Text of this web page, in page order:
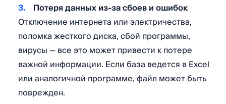
Потеря данных из-за сбоев и ошибок
Отключение интернета или электричества,
поломка жесткого диска, сбой программы,
вирусы — все это может привести к потере
важной информации. Если база ведется в Excel
или аналогичной программе, файл может быть
поврежден.